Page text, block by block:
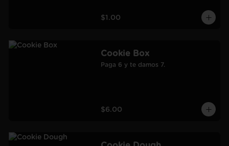
$1.00
Cookie Box
Paga 6 y te damos 7.
$6.00